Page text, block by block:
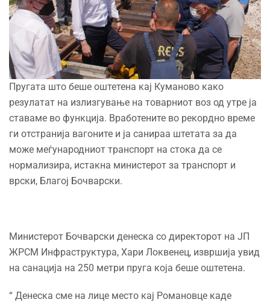
Пругата што беше оштетена кај Куманово како
резулатат на излизгување на товарниот воз од утре ја
ставаме во функција. Вработените во рекордно време
ги отстранија вагоните и ја санираа штетата за да
може меѓународниот транспорт на стока да се
нормализира, истакна министерот за транспорт и
врски, Благој Бочварски.
Министерот Бочварски денеска со директорот на ЈП
ЖРСМ Инфраструктура, Хари Локвенец, извршија увид
на санација на 250 метри пруга која беше оштетена.
“ Денеска сме на лице место кај Романовце каде